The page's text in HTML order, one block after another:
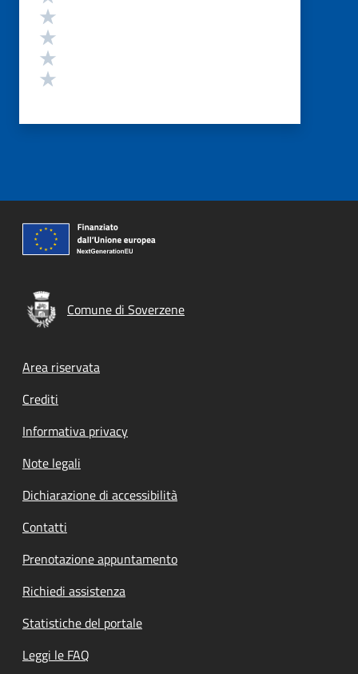
Comune di Soverzene
Footer menu
Area riservata
Crediti
Informativa privacy
Note legali
Dichiarazione di accessibilità
Contatti
Prenotazione appuntamento
Richiedi assistenza
Statistiche del portale
Leggi le FAQ